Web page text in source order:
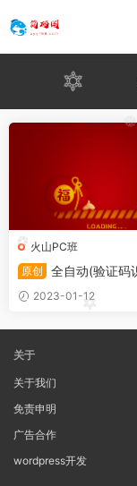
火山PC班
原创
全自动(验证码
器开发_火山PC篇
2023-01-12
关于
关于我们
免责申明
广告合作
wordpress开发